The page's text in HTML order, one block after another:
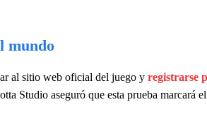
mundo
al sitio web oficial del juego y registrarse
Studio aseguró que esta prueba marcará